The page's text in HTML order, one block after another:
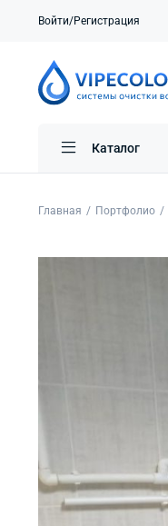
Войти/Регистрация
Каталог
Главная Портфолио